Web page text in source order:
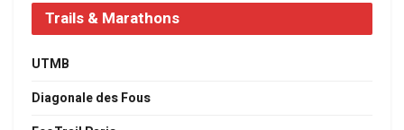
Trails & Marathons
UTMB
Diagonale des Fous